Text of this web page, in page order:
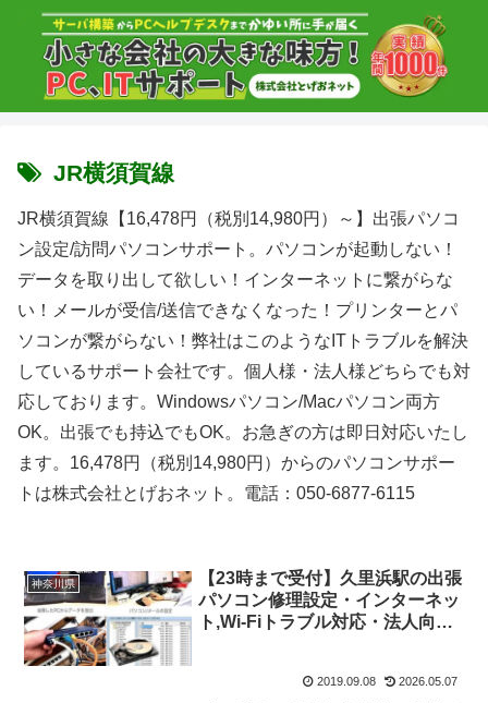
JR横須賀線
JR横須賀線【16,478円（税別14,980円）～】出張パソコ
ン設定/訪問パソコンサポート。パソコンが起動しない！
データを取り出して欲しい！インターネットに繋がらな
い！メールが受信/送信できなくなった！プリンターとパ
ソコンが繋がらない！弊社はこのようなITトラブルを解決
しているサポート会社です。個人様・法人様どちらでも対
応しております。Windowsパソコン/Macパソコン両方
OK。出張でも持込でもOK。お急ぎの方は即日対応いたし
ます。16,478円（税別14,980円）からのパソコンサポー
トは株式会社とげおネット。電話：050-6877-6115
神奈川県
【23時まで受付】久里浜駅の出張
パソコン修理設定・インターネッ
ト,Wi-Fiトラブル対応・法人向け
2019.09.08 2026.05.07